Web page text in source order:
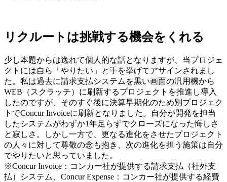
リクルートは挑戦する機会をくれる
少し本題からは逸れて個人的な話となりますが、当プロジェ
クトには自ら「やりたい」と手を挙げてアサインされまし
た。私は過去に請求支払システムを黒い画面の汎用機から
WEB（スクラッチ）に刷新するプロジェクトを推進し導入
したのですが、そのすぐ後に決算早期化のため別プロジェク
トでConcur Invoiceに刷新となりました。自分が開発を担当
したシステムがわずか1年足らずでクローズになった悔しさ
と寂しさ。しかし一方で、更なる進化をさせたプロジェクト
の人々に対して尊敬の念も抱き、次の進化を担う施策は自分
でやりたいと思っていました。
※Concur Invoice：コンカー社が提供する請求支払（社外支
払）システム、Concur Expense：コンカー社が提供する経費